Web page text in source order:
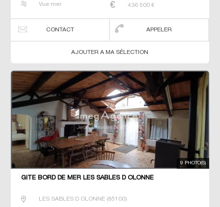
Vue mer
436 500 €
CONTACT APPELER
AJOUTER A MA SÉLECTION
9 PHOTO(S)
GÎTE BORD DE MER LES SABLES D OLONNE
LES SABLES D OLONNE(85100)